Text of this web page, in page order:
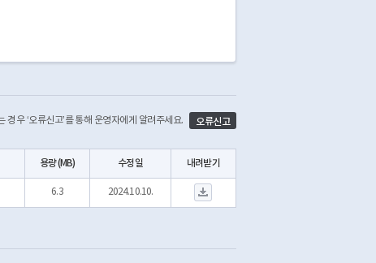
경우 ‘오류신고’를 통해 운영자에게 알려주세요. 오류신고
용량 (MB) 수정일 내려받기
6.3 2024.10.10.
재난 이슈 코퍼스 말뭉치 데이터.xlsx 다운로드